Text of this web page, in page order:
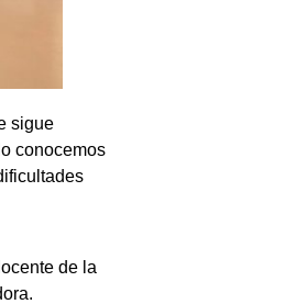
sigue
conocemos
de la